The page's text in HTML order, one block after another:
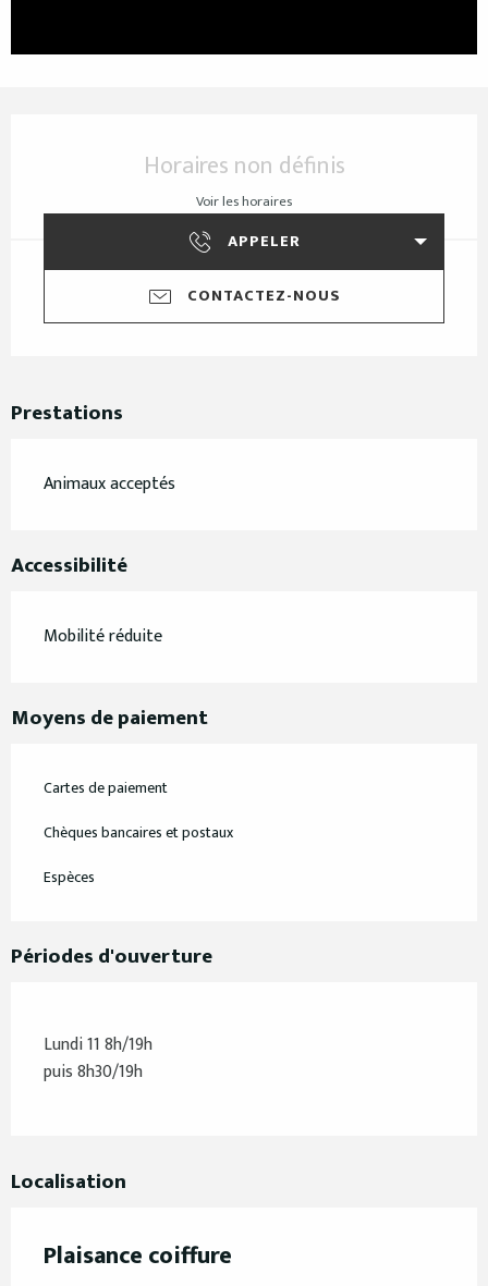
Horaires non définis
Voir les horaires
APPELER
CONTACTEZ-NOUS
Prestations
Animaux acceptés
Accessibilité
Mobilité réduite
Moyens de paiement
Cartes de paiement
Chèques bancaires et postaux
Espèces
Périodes d'ouverture
Lundi 11 8h/19h
puis 8h30/19h
Localisation
Plaisance coiffure